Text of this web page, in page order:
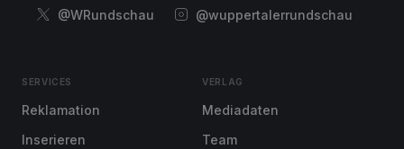
@WRundschau
@wuppertalerrundschau
SERVICES
Reklamation
Inserieren
VERLAG
Mediadaten
Team